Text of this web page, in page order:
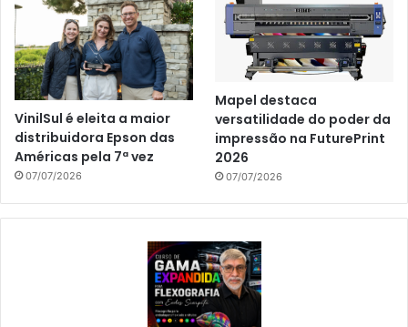
VinilSul é eleita a maior
distribuidora Epson das
Américas pela 7ª vez
07/07/2026
Mapel destaca
versatilidade do poder da
impressão na FuturePrint
2026
07/07/2026